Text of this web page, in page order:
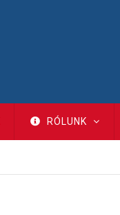
RÓLUNK